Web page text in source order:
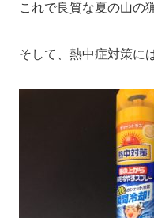
これで良質な夏の山の
そして、熱中症対策に